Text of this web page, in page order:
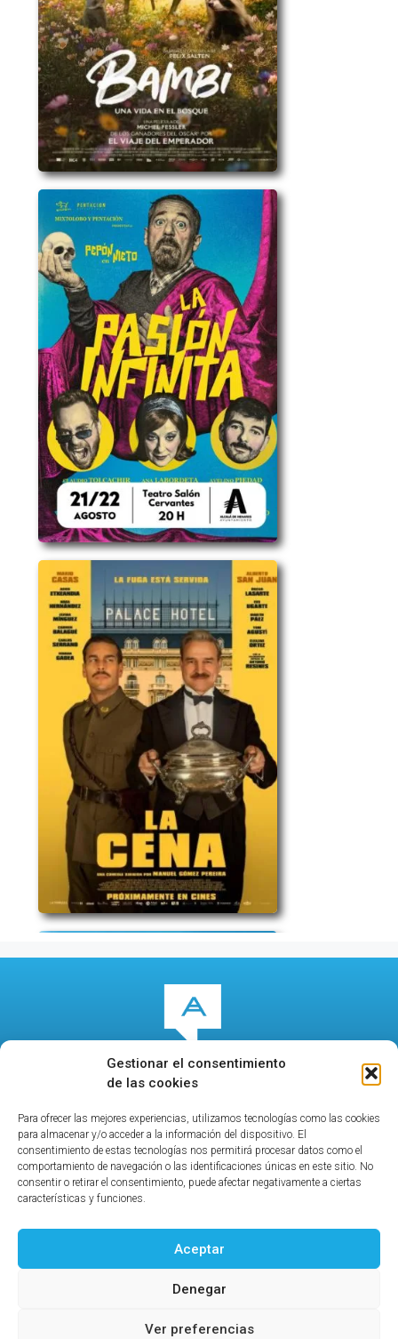
Gestionar el consentimiento
de las cookies
Para ofrecer las mejores experiencias, utilizamos tecnologías como las cookies
para almacenar y/o acceder a la información del dispositivo. El
consentimiento de estas tecnologías nos permitirá procesar datos como el
comportamiento de navegación o las identificaciones únicas en este sitio. No
consentir o retirar el consentimiento, puede afectar negativamente a ciertas
características y funciones.
Aceptar
Denegar
Ver preferencias
© 2026culturalcala.es|Concejalía de Cultura|
Publicidad|Contacto|Política de privacidad| Aviso
legal|
Ayuntamiento de Alcalá de Henares
Concejalía de Cultura